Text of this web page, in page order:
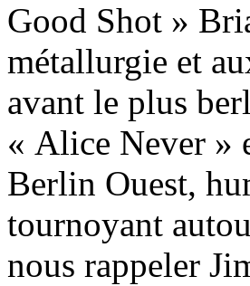
Good Shot »
métallurgie et
avant le plus
« Alice Never »
Berlin Ouest,
tournoyant
nous rappeler